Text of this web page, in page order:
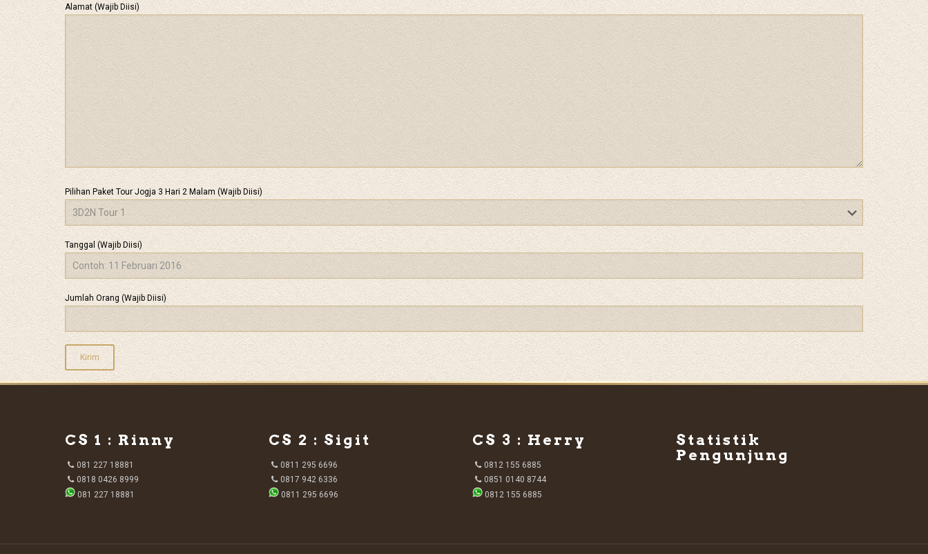
Alamat (Wajib Diisi)
Pilihan Paket Tour Jogja 3 Hari 2 Malam (Wajib Diisi)
Tanggal (Wajib Diisi)
Jumlah Orang (Wajib Diisi)
CS 1 : Rinny
081 227 18881
0818 0426 8999
081 227 18881
CS 2 : Sigit
0811 295 6696
0817 942 6336
0811 295 6696
CS 3 : Herry
0812 155 6885
0851 0140 8744
0812 155 6885
Statistik
Pengunjung